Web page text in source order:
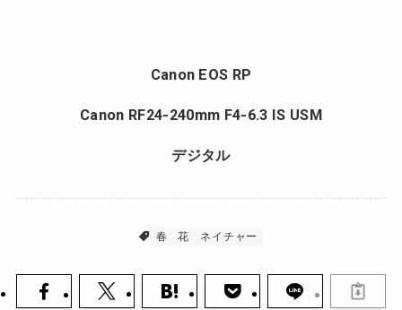
Canon EOS RP
Canon RF24-240mm F4-6.3 IS USM
デジタル
春 花 ネイチャー